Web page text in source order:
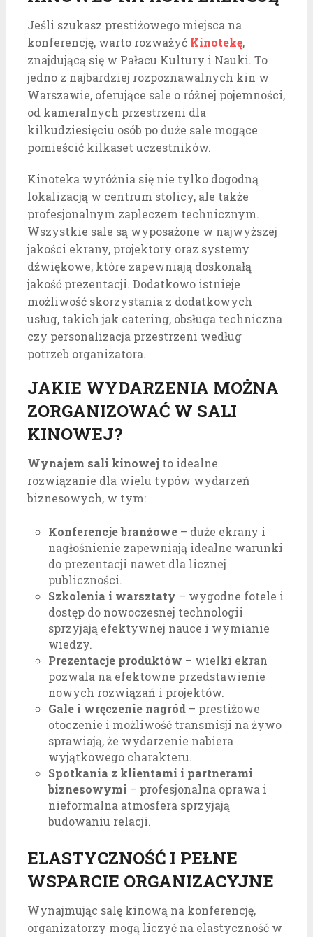
Jeśli szukasz prestiżowego miejsca na
konferencję, warto rozważyć Kinotekę,
znajdującą się w Pałacu Kultury i Nauki. To
jedno z najbardziej rozpoznawalnych kin w
Warszawie, oferujące sale o różnej pojemności,
od kameralnych przestrzeni dla
kilkudziesięciu osób po duże sale mogące
pomieścić kilkaset uczestników.
Kinoteka wyróżnia się nie tylko dogodną
lokalizacją w centrum stolicy, ale także
profesjonalnym zapleczem technicznym.
Wszystkie sale są wyposażone w najwyższej
jakości ekrany, projektory oraz systemy
dźwiękowe, które zapewniają doskonałą
jakość prezentacji. Dodatkowo istnieje
możliwość skorzystania z dodatkowych
usług, takich jak catering, obsługa techniczna
czy personalizacja przestrzeni według
potrzeb organizatora.
JAKIE WYDARZENIA MOŻNA
ZORGANIZOWAĆ W SALI
KINOWEJ?
Wynajem sali kinowejto idealne
rozwiązanie dla wielu typów wydarzeń
biznesowych, w tym:
Konferencje branżowe – duże ekrany i
nagłośnienie zapewniają idealne warunki
do prezentacji nawet dla licznej
publiczności.
Szkolenia i warsztaty – wygodne fotele i
dostęp do nowoczesnej technologii
sprzyjają efektywnej nauce i wymianie
wiedzy.
Prezentacje produktów – wielki ekran
pozwala na efektowne przedstawienie
nowych rozwiązań i projektów.
Gale i wręczenie nagród – prestiżowe
otoczenie i możliwość transmisji na żywo
sprawiają, że wydarzenie nabiera
wyjątkowego charakteru.
Spotkania z klientami i partnerami
biznesowymi – profesjonalna oprawa i
nieformalna atmosfera sprzyjają
budowaniu relacji.
ELASTYCZNOŚĆ I PEŁNE
WSPARCIE ORGANIZACYJNE
Wynajmując salę kinową na konferencję,
organizatorzy mogą liczyć na elastyczność w